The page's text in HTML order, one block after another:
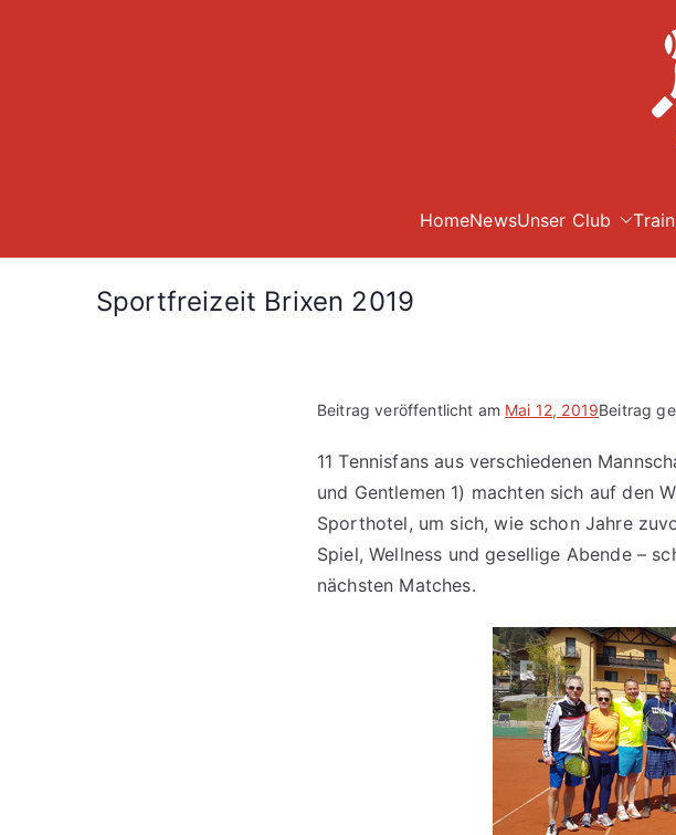
HomeNewsUnser Club
Sportfreizeit Brixen 2019
Beitrag veröffentlicht am Mai 12, 2019Beitrag
11 Tennisfans aus verschiedenen
und Gentlemen 1) machten sich auf den
Sporthotel, um sich, wie schon Jahre
Spiel, Wellness und gesellige Abende –
nächsten Matches.